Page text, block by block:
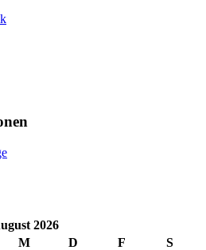
2026
M D F
S